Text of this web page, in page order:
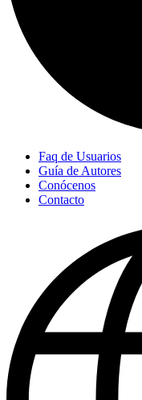
Faq de Usuarios
Guía de Autores
Conócenos
Contacto